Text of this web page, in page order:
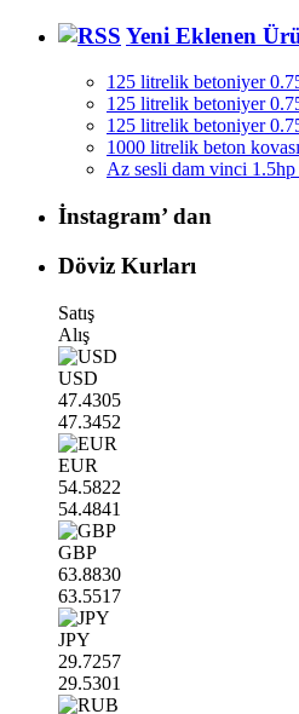
Yeni Eklenen
125 litrelik betoniyer
125 litrelik betoniyer
125 litrelik betoniyer
1000 litrelik beton
Az sesli dam vinci
İnstagram’ dan
Döviz Kurları
Satış
Alış
USD
47.4305
47.3452
EUR
54.5822
54.4841
GBP
63.8830
63.5517
JPY
29.7257
29.5301